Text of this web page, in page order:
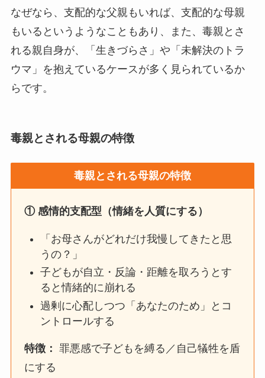
なぜなら、支配的な父親もいれば、支配的な母親
もいるというようなこともあり、また、毒親とさ
れる親自身が、「生きづらさ」や「未解決のトラ
ウマ」を抱えているケースが多く見られているか
らです。
毒親とされる母親の特徴
毒親とされる母親の特徴
①感情的支配型（情緒を人質にする）
「お母さんがどれだけ我慢してきたと思
うの？」
子どもが自立・反論・距離を取ろうとす
ると情緒的に崩れる
過剰に心配しつつ「あなたのため」とコ
ントロールする
特徴： 罪悪感で子どもを縛る／自己犠牲を盾
にする